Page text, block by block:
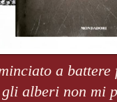
a battere
gli alberi non mi